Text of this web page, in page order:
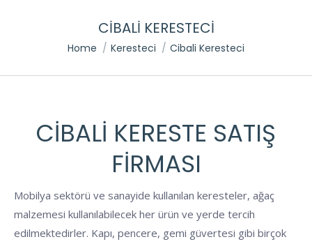
CIBALI KERESTECI
You are here:
Home Keresteci Cibali Keresteci
CIBALI KERESTE SATIŞ
FIRMASI
Mobilya sektörü ve sanayide kullanılan keresteler, ağaç
malzemesi kullanılabilecek her ürün ve yerde tercih
edilmektedirler. Kapı, pencere, gemi güvertesi gibi birçok